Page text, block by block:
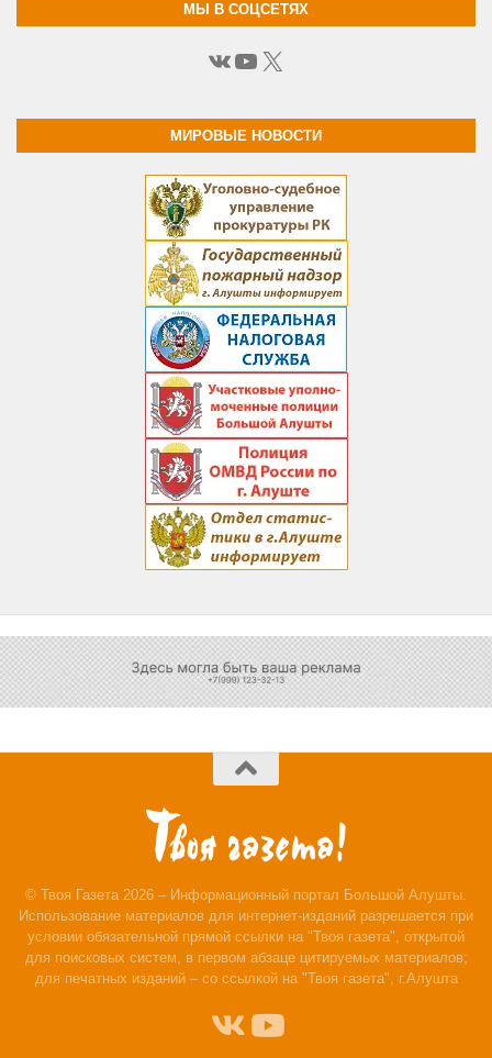
МЫ В СОЦСЕТЯХ
ВКонтакте
YouTube
X
МИРОВЫЕ НОВОСТИ
© Твоя Газета 2026 – Информационный портал Большой Алушты.
Использование материалов для интернет-изданий разрешается при
условии обязательной прямой ссылки на "Твоя газета", открытой
для поисковых систем, в первом абзаце цитируемых материалов;
для печатных изданий – со ссылкой на "Твоя газета", г.Алушта